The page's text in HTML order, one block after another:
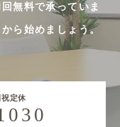
無料で承っていま
ら始めましょう。
定休